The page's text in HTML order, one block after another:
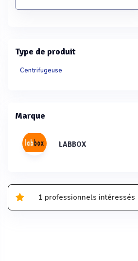
Type de produit
Centrifugeuse
Marque
LABBOX
1 professionnels intéressés